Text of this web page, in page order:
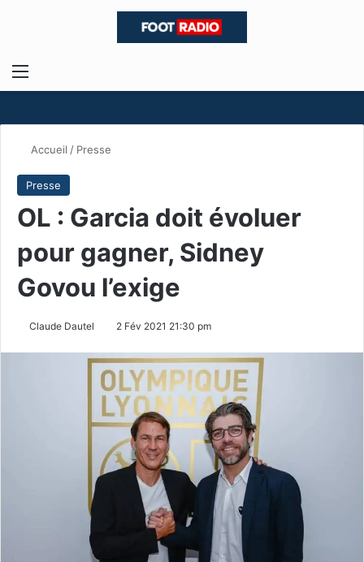
Menu
Accueil / Presse
Presse
OL : Garcia doit évoluer
pour gagner, Sidney
Govou l’exige
Claude Dautel 2 Fév 2021 21:30 pm